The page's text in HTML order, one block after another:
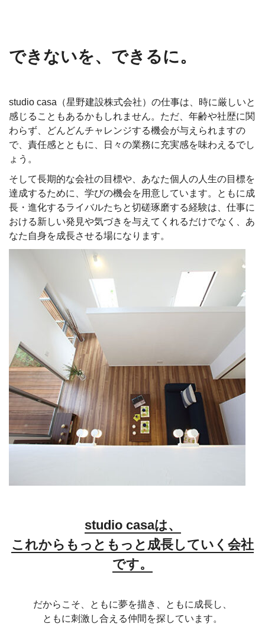
できないを、できるに。
studio casa（星野建設株式会社）の仕事は、時に厳しいと
感じることもあるかもしれません。ただ、年齢や社歴に関
わらず、どんどんチャレンジする機会が与えられますの
で、責任感とともに、日々の業務に充実感を味わえるでし
ょう。
そして長期的な会社の目標や、あなた個人の人生の目標を
達成するために、学びの機会を用意しています。ともに成
長・進化するライバルたちと切磋琢磨する経験は、仕事に
おける新しい発見や気づきを与えてくれるだけでなく、あ
なた自身を成長させる場になります。
studio casaは、
これからもっともっと成長していく会社
です。
だからこそ、ともに夢を描き、ともに成長し、
ともに刺激し合える仲間を探しています。